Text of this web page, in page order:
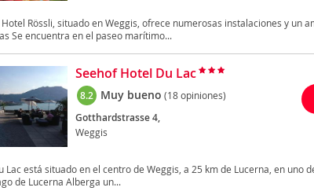
Hotel Rössli, situado en Weggis, ofrece numerosas instalaciones y un
Se encuentra en el paseo marítimo...
Seehof Hotel Du Lac
8.2 Muy bueno (18 opiniones)
Gotthardstrasse 4,
Weggis
Lac está situado en el centro de Weggis, a 25 km de Lucerna, en uno
de Lucerna Alberga un...